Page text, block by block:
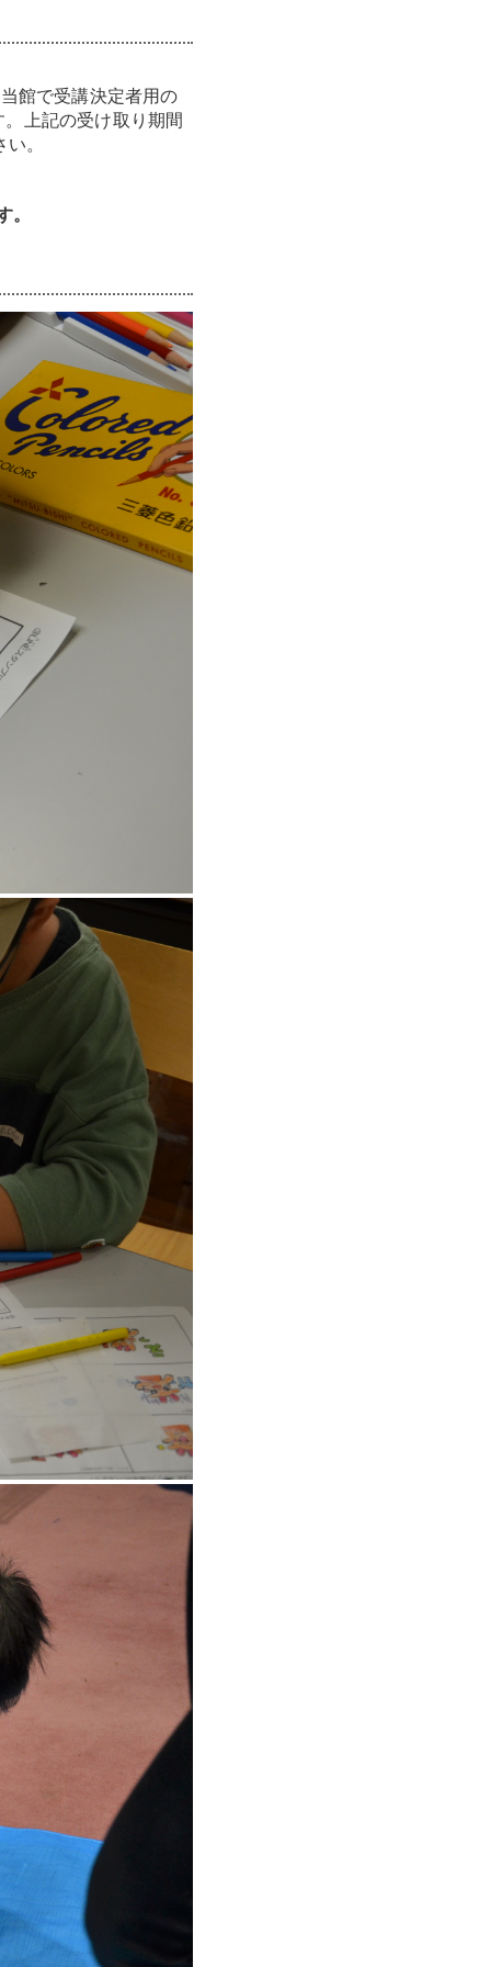
館で受講決定者用の
上記の受け取り期間
。